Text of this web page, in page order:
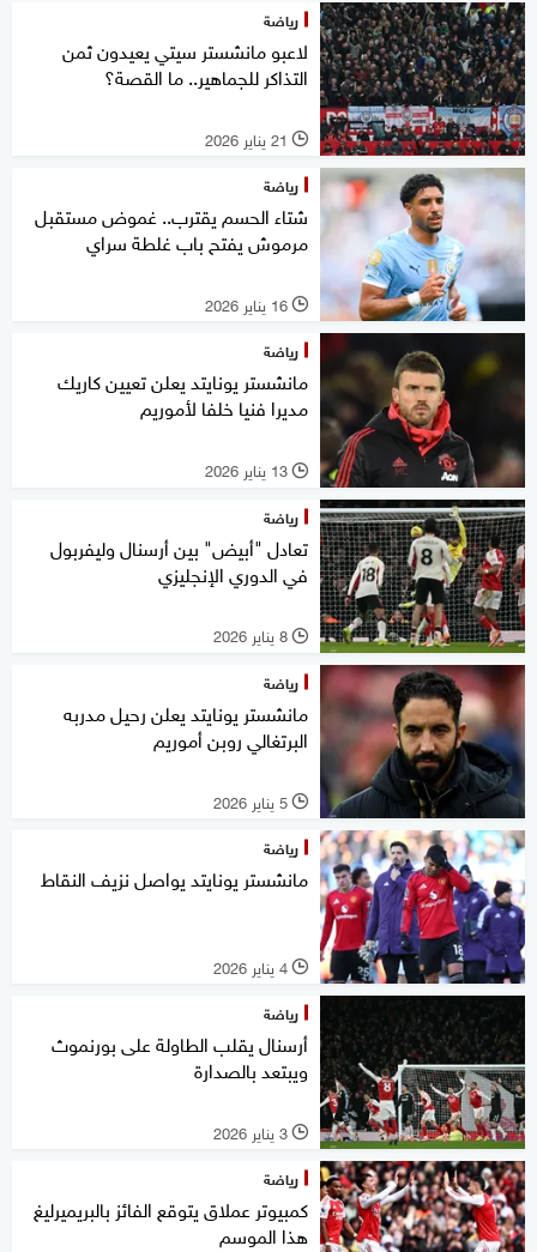
رياضة
لاعبو مانشستر سيتي يعيدون ثمن
التذاكر للجماهير.. ما القصة؟
l 21 يناير 2026
رياضة
شتاء الحسم يقترب.. غموض مستقبل
مرموش يفتح باب غلطة سراي
l 16 يناير 2026
رياضة
مانشستر يونايتد يعلن تعيين كاريك
مديرا فنيا خلفا لأموريم
l 13 يناير 2026
رياضة
تعادل "أبيض" بين أرسنال وليفربول
في الدوري الإنجليزي
l 8 يناير 2026
رياضة
مانشستر يونايتد يعلن رحيل مدربه
البرتغالي روبن أموريم
l 5 يناير 2026
رياضة
مانشستر يونايتد يواصل نزيف النقاط
l 4 يناير 2026
رياضة
أرسنال يقلب الطاولة على بورنموث
ويبتعد بالصدارة
l 3 يناير 2026
رياضة
كمبيوتر عملاق يتوقع الفائز بالبريميرليغ
هذا الموسم